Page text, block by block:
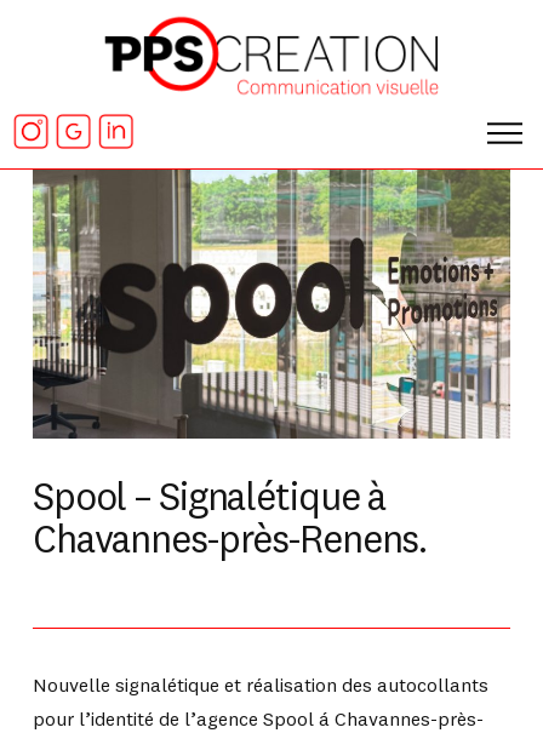
Spool – Signalétique à
Chavannes-près-Renens.
Nouvelle signalétique et réalisation des autocollants
pour l’identité de l’agence Spool á Chavannes-près-